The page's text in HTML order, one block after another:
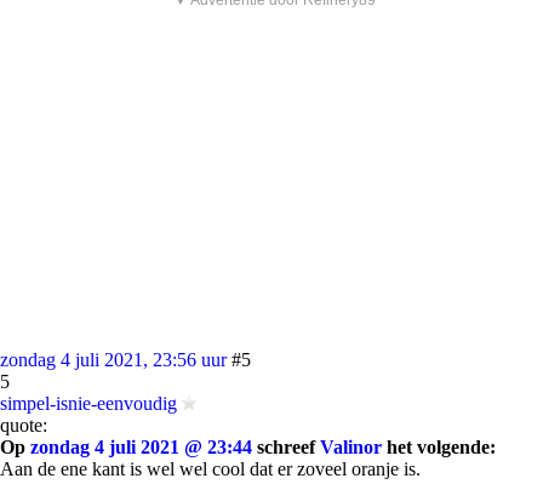
zondag 4 juli 2021, 23:56 uur #5
5
simpel-isnie-eenvoudig
quote:
Op zondag 4 juli 2021 @ 23:44 schreefValinor het volgende:
Aan de ene kant is wel wel cool dat er zoveel oranje is.